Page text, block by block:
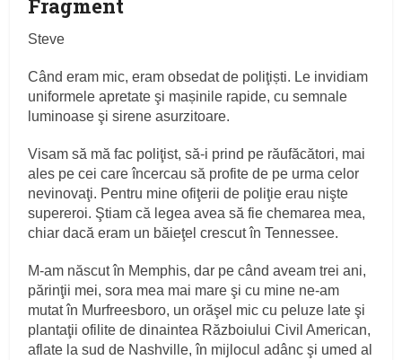
Fragment
Steve
Când eram mic, eram obsedat de poliţiști. Le invidiam
uniformele apretate şi mașinile rapide, cu semnale
luminoase şi sirene asurzitoare.
Visam să mă fac poliţist, să‑i prind pe răufăcători, mai
ales pe cei care încercau să profite de pe urma celor
nevinovaţi. Pentru mine ofiţerii de poliţie erau nişte
supereroi. Ştiam că legea avea să fie chemarea mea,
chiar dacă eram un băieţel crescut în Tennessee.
M‑am născut în Memphis, dar pe când aveam trei ani,
părinţii mei, sora mea mai mare şi cu mine ne‑am
mutat în Murfreesboro, un orăşel mic cu peluze late şi
plantaţii ofilite de dinaintea Războiului Civil American,
aflate la sud de Nashville, în mijlocul adânc şi umed al